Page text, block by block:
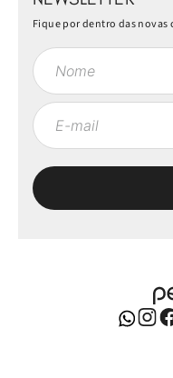
Fique por dentro das novas